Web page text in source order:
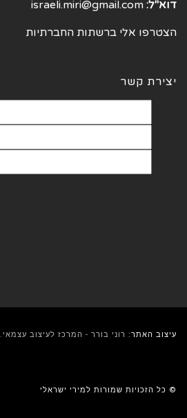
דוא"ל: israeli.miri@gmail.com
הצטרפו אלי ברשתות החברתיות
יצירת קשר
עיצוב האתר: רוני בורר - המרכז לעיצוב עצמאי.
© כל הזכויות שמורות למירי ישראלי